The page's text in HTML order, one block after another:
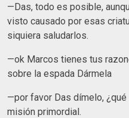
—Das, todo es posible,
visto causado por esas
siquiera saludarlos.
—ok Marcos tienes tus
sobre la espada Dármela
—por favor Das dímelo,
misión primordial.